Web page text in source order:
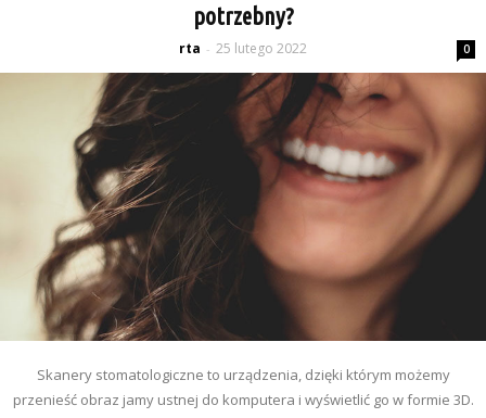
potrzebny?
rta - 25 lutego 2022 0
Skanery stomatologiczne to urządzenia, dzięki którym możemy
przenieść obraz jamy ustnej do komputera i wyświetlić go w formie 3D.